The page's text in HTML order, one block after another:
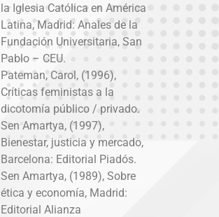
la Iglesia Católica en América
Latina, Madrid: Anales de la
Fundación Universitaria, San
Pablo – CEU.
Pateman, Carol, (1996),
Críticas feministas a la
dicotomía público / privado.
Sen Amartya, (1997),
Bienestar, justicia y mercado,
Barcelona: Editorial Piadós.
Sen Amartya, (1989), Sobre
ética y economía, Madrid:
Editorial Alianza